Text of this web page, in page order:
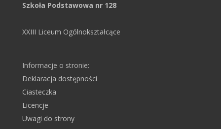
Szkoła Podstawowa nr 128
XXIII Liceum Ogólnokształcące
Informacje o stronie:
Deklaracja dostępności
Ciasteczka
Licencje
Uwagi do strony